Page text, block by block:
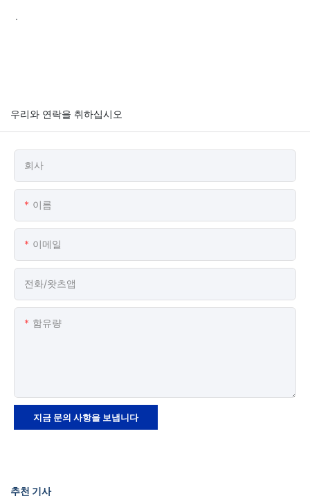
.
우리와 연락을 취하십시오
회사
이름
이메일
전화/왓츠앱
함유량
지금 문의 사항을 보냅니다
추천 기사